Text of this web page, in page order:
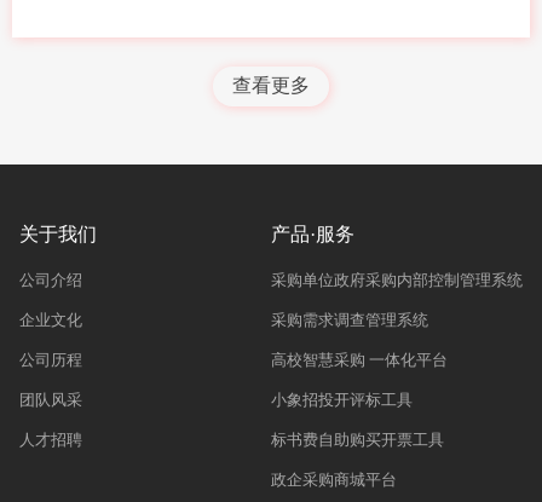
查看更多
关于我们
公司介绍
企业文化
公司历程
团队风采
人才招聘
产品·服务
采购单位政府采购内部控制管理系统
采购需求调查管理系统
高校智慧采购 一体化平台
小象招投开评标工具
标书费自助购买开票工具
政企采购商城平台